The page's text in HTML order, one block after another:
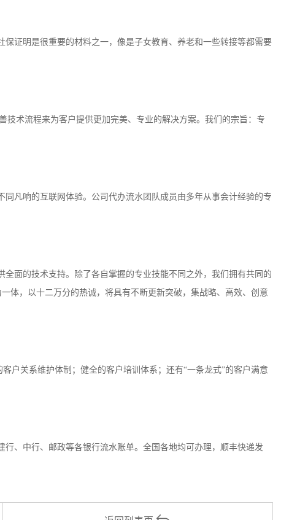
证明是很重要的材料之一，像是子女教育、养老和一些转接等都需要
术流程来为客户提供更加完美、专业的解决方案。我们的宗旨：专
凡响的互联网体验。公司代办流水团队成员由多年从事会计经验的专
面的技术支持。除了各自掌握的专业技能不同之外，我们拥有共同的
体，以十二万分的热诚，将具有不断更新突破，集战略、高效、创意
户关系维护体制；健全的客户培训体系；还有“一条龙式”的客户满意
、中行、邮政等各银行流水账单。全国各地均可办理，顺丰快递发